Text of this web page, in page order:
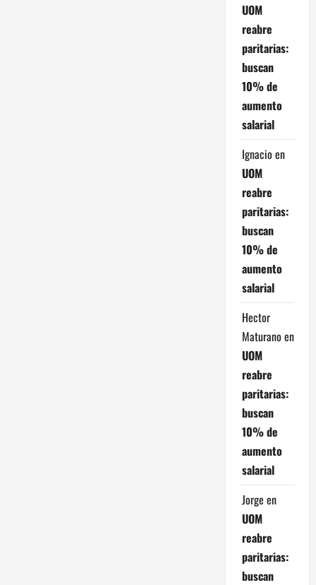
UOM
reabre
paritarias:
buscan
10% de
aumento
salarial
Ignacio en
UOM
reabre
paritarias:
buscan
10% de
aumento
salarial
Hector
Maturano en
UOM
reabre
paritarias:
buscan
10% de
aumento
salarial
Jorge en
UOM
reabre
paritarias:
buscan